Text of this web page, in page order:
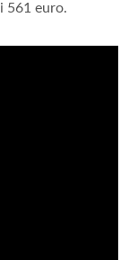
561 euro.